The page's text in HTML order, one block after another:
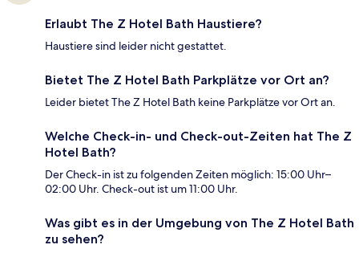
Erlaubt The Z Hotel Bath Haustiere?
Haustiere sind leider nicht gestattet.
Bietet The Z Hotel Bath Parkplätze vor Ort an?
Leider bietet The Z Hotel Bath keine Parkplätze vor Ort an.
Welche Check-in- und Check-out-Zeiten hat The Z
Hotel Bath?
Der Check-in ist zu folgenden Zeiten möglich: 15:00 Uhr–
02:00 Uhr. Check-out ist um 11:00 Uhr.
Was gibt es in der Umgebung von The Z Hotel Bath
zu sehen?